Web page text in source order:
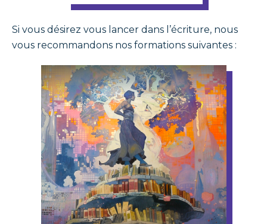
Si vous désirez vous lancer dans l’écriture, nous
vous recommandons nos formations suivantes :